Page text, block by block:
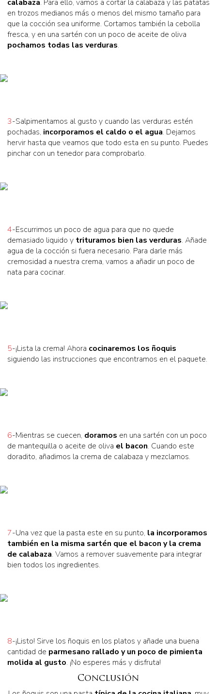
calabaza. Para ello, vamos a cortar la calabaza y las patatas
en trozos medianos más o menos del mismo tamaño para
que la cocción sea uniforme. Cortamos también la cebolla
fresca, y en una sartén con un poco de aceite de oliva
pochamos todas las verduras.
3-Salpimentamos al gusto y cuando las verduras estén
pochadas, incorporamos el caldo o el agua. Dejamos
hervir hasta que veamos que todo esta en su punto. Puedes
pinchar con un tenedor para comprobarlo.
4-Escurrimos un poco de agua para que no quede
demasiado liquido y trituramos bien las verduras. Añade
agua de la cocción si fuera necesario. Para darle más
cremosidad a nuestra crema, vamos a añadir un poco de
nata para cocinar.
5-¡Lista la crema! Ahora cocinaremos los ñoquis
siguiendo las instrucciones que encontramos en el paquete.
6-Mientras se cuecen, doramos en una sartén con un poco
de mantequilla o aceite de oliva el bacon. Cuando este
doradito, añadimos la crema de calabaza y mezclamos.
7-Una vez que la pasta este en su punto, la incorporamos
también en la misma sartén que el bacon y la crema
de calabaza. Vamos a remover suavemente para integrar
bien todos los ingredientes.
8-¡Listo! Sirve los ñoquis en los platos y añade una buena
cantidad de parmesano rallado y un poco de pimienta
molida al gusto. ¡No esperes más y disfruta!
Conclusión